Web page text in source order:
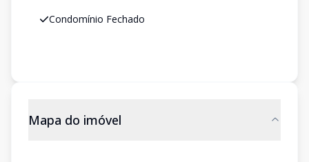
Condomínio Fechado
Mapa do imóvel